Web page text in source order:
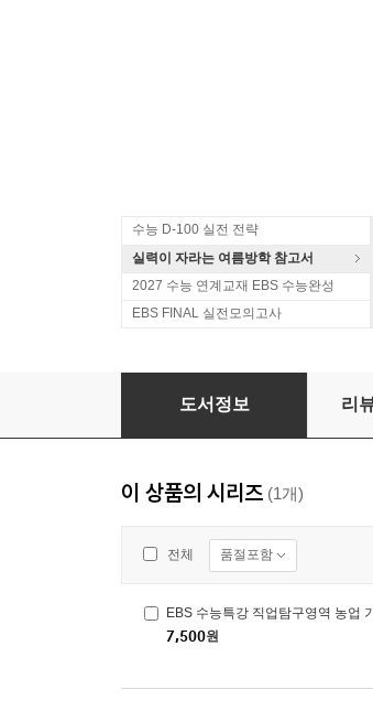
수능 D-100 실전 전략
실력이 자라는 여름방학 참고서
2027 수능 연계교재 EBS 수능완성
EBS FINAL 실전모의고사
EBS 수능특강 직업탐구영역
도서정보 리
이 상품의 시리즈 (1개)
전체 품절포함
EBS 수능특강 직업탐구영역 농업
7,500원